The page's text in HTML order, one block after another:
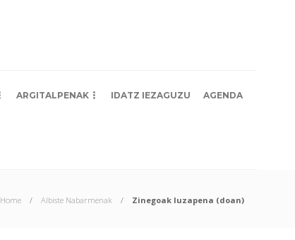
ARGITALPENAK IDATZ IEZAGUZU AGENDA
Home Albiste Nabarmenak Zinegoak luzapena (doan)